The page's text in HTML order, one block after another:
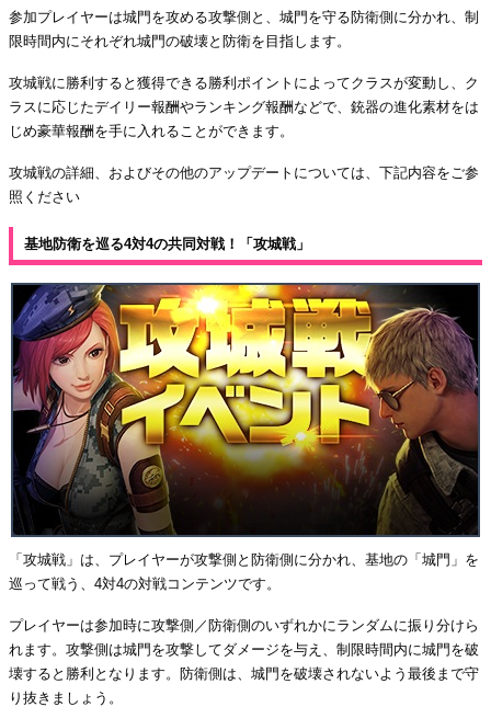
参加プレイヤーは城門を攻める攻撃側と、城門を守る防衛側に分かれ、制
限時間内にそれぞれ城門の破壊と防衛を目指します。
攻城戦に勝利すると獲得できる勝利ポイントによってクラスが変動し、ク
ラスに応じたデイリー報酬やランキング報酬などで、銃器の進化素材をは
じめ豪華報酬を手に入れることができます。
攻城戦の詳細、およびその他のアップデートについては、下記内容をご参
照ください
基地防衛を巡る4対4の共同対戦！「攻城戦」
「攻城戦」は、プレイヤーが攻撃側と防衛側に分かれ、基地の「城門」を
巡って戦う、4対4の対戦コンテンツです。
プレイヤーは参加時に攻撃側／防衛側のいずれかにランダムに振り分けら
れます。攻撃側は城門を攻撃してダメージを与え、制限時間内に城門を破
壊すると勝利となります。防衛側は、城門を破壊されないよう最後まで守
り抜きましょう。